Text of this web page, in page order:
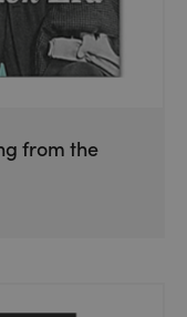
from the